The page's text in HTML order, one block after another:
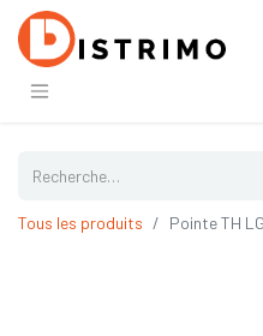
Tous les produits Pointe TH